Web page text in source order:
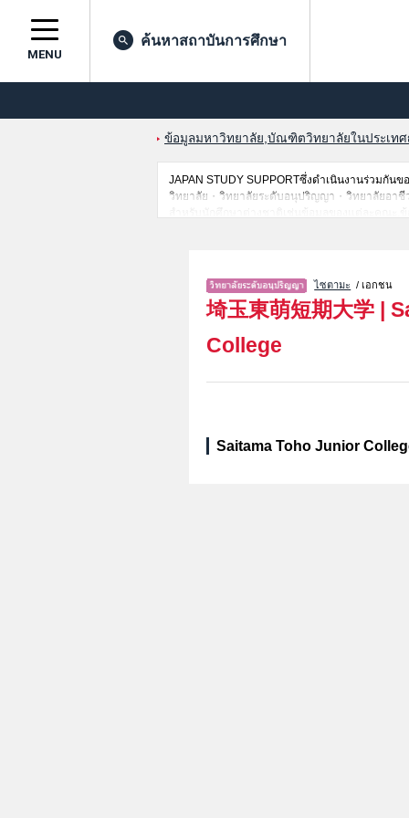
MENU
ค้นหาสถาบันการศึกษา
ข้อมูลมหาวิทยาลัย,บัณฑิตวิทยาลัยในประเท
JAPAN STUDY SUPPORTซึ่งดำเนินงานร่วมกั
วิทยาลัย・วิทยาลัยระดับอนุปริญญา・วิทยาลัยอาชี
สำหรับนักศึกษาต่างชาติเช่นข้อมูลของแต่ละคณะ,
ไซตามะ / เอกชน
埼玉東萌短期大学 |
College
Saitama Toho Junior